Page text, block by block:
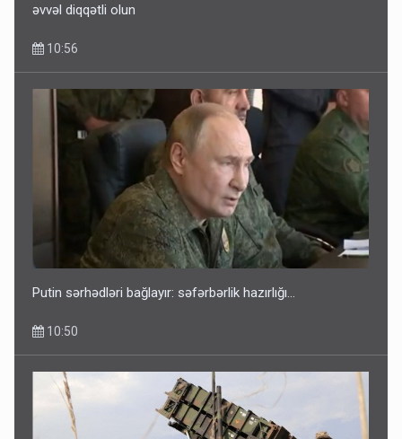
əvvəl diqqətli olun
10:56
Putin sərhədləri bağlayır: səfərbərlik hazırlığı...
10:50